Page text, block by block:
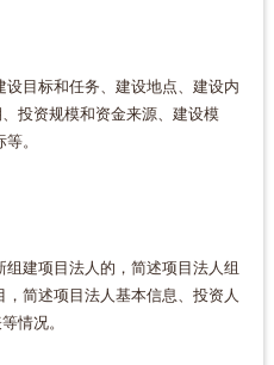
目标和任务、建设地点、建设内
投资规模和资金来源、建设模
。
建项目法人的，简述项目法人组
简述项目法人基本信息、投资人
情况。